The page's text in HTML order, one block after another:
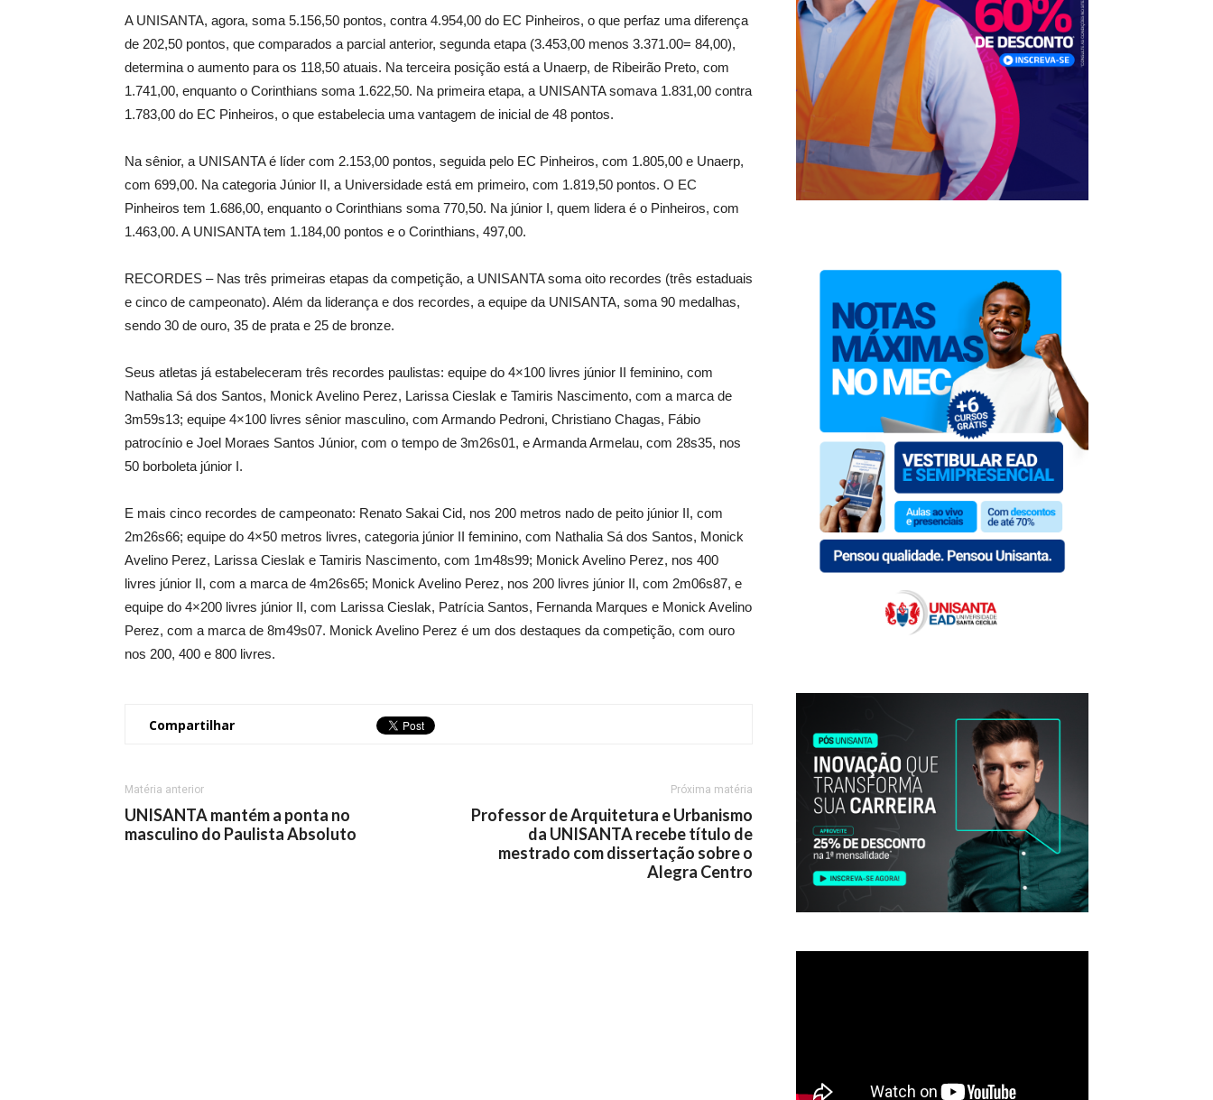
A UNISANTA, agora, soma 5.156,50 pontos, contra 4.954,00 do EC Pinheiros, o que perfaz uma diferença
de 202,50 pontos, que comparados a parcial anterior, segunda etapa (3.453,00 menos 3.371.00= 84,00),
determina o aumento para os 118,50 atuais. Na terceira posição está a Unaerp, de Ribeirão Preto, com
1.741,00, enquanto o Corinthians soma 1.622,50. Na primeira etapa, a UNISANTA somava 1.831,00 contra
1.783,00 do EC Pinheiros, o que estabelecia uma vantagem de inicial de 48 pontos.
Na sênior, a UNISANTA é líder com 2.153,00 pontos, seguida pelo EC Pinheiros, com 1.805,00 e Unaerp,
com 699,00. Na categoria Júnior II, a Universidade está em primeiro, com 1.819,50 pontos. O EC
Pinheiros tem 1.686,00, enquanto o Corinthians soma 770,50. Na júnior I, quem lidera é o Pinheiros, com
1.463,00. A UNISANTA tem 1.184,00 pontos e o Corinthians, 497,00.
RECORDES – Nas três primeiras etapas da competição, a UNISANTA soma oito recordes (três estaduais
e cinco de campeonato). Além da liderança e dos recordes, a equipe da UNISANTA, soma 90 medalhas,
sendo 30 de ouro, 35 de prata e 25 de bronze.
Seus atletas já estabeleceram três recordes paulistas: equipe do 4×100 livres júnior II feminino, com
Nathalia Sá dos Santos, Monick Avelino Perez, Larissa Cieslak e Tamiris Nascimento, com a marca de
3m59s13; equipe 4×100 livres sênior masculino, com Armando Pedroni, Christiano Chagas, Fábio
patrocínio e Joel Moraes Santos Júnior, com o tempo de 3m26s01, e Armanda Armelau, com 28s35, nos
50 borboleta júnior I.
E mais cinco recordes de campeonato: Renato Sakai Cid, nos 200 metros nado de peito júnior II, com
2m26s66; equipe do 4×50 metros livres, categoria júnior II feminino, com Nathalia Sá dos Santos, Monick
Avelino Perez, Larissa Cieslak e Tamiris Nascimento, com 1m48s99; Monick Avelino Perez, nos 400
livres júnior II, com a marca de 4m26s65; Monick Avelino Perez, nos 200 livres júnior II, com 2m06s87, e
equipe do 4×200 livres júnior II, com Larissa Cieslak, Patrícia Santos, Fernanda Marques e Monick Avelino
Perez, com a marca de 8m49s07. Monick Avelino Perez é um dos destaques da competição, com ouro
nos 200, 400 e 800 livres.
Compartilhar
Matéria anterior
UNISANTA mantém a ponta no
masculino do Paulista Absoluto
Próxima matéria
Professor de Arquitetura e Urbanismo
da UNISANTA recebe título de
mestrado com dissertação sobre o
Alegra Centro